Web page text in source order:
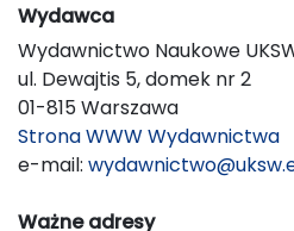
Wydawca
Wydawnictwo Naukowe
ul. Dewajtis 5, domek nr 2
01-815 Warszawa
Strona WWW Wydawnictwa
e-mail:
Ważne adresy